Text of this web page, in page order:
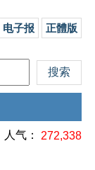
电子报 正體版
人气： 272,338